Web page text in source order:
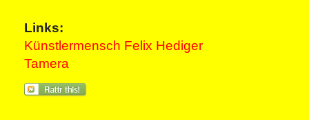
Links:
Künstlermensch Felix Hediger
Tamera